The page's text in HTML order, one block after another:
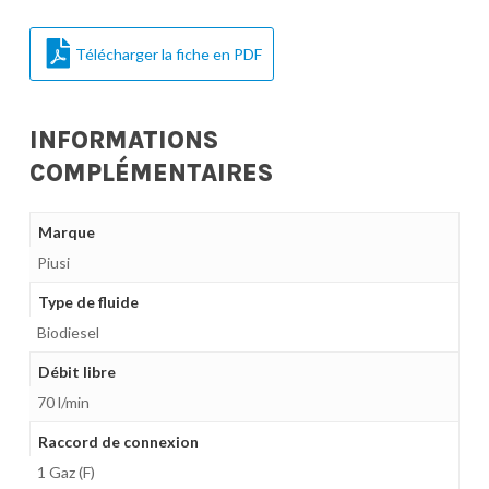
Télécharger la fiche en PDF
INFORMATIONS
COMPLÉMENTAIRES
Marque
Piusi
Type de fluide
Biodiesel
Débit libre
70 l/min
Raccord de connexion
1 Gaz (F)